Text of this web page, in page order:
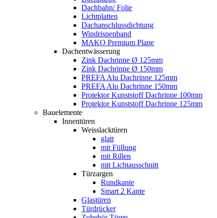
Dachbahn/ Folie
Lichtplatten
Dachanschlussdichtung
Windrispenband
MAKO Premium Plane
Dachentwässerung
Zink Dachrinne Ø 125mm
Zink Dachrinne Ø 150mm
PREFA Alu Dachrinne 125mm
PREFA Alu Dachrinne 150mm
Protektor Kunststoff Dachrinne 100mm
Protektor Kunststoff Dachrinne 125mm
Bauelemente
Innentüren
Weisslacktüren
glatt
mit Füllung
mit Rillen
mit Lichtausschnitt
Türzargen
Rundkante
Smart 2 Kante
Glastüren
Türdrücker